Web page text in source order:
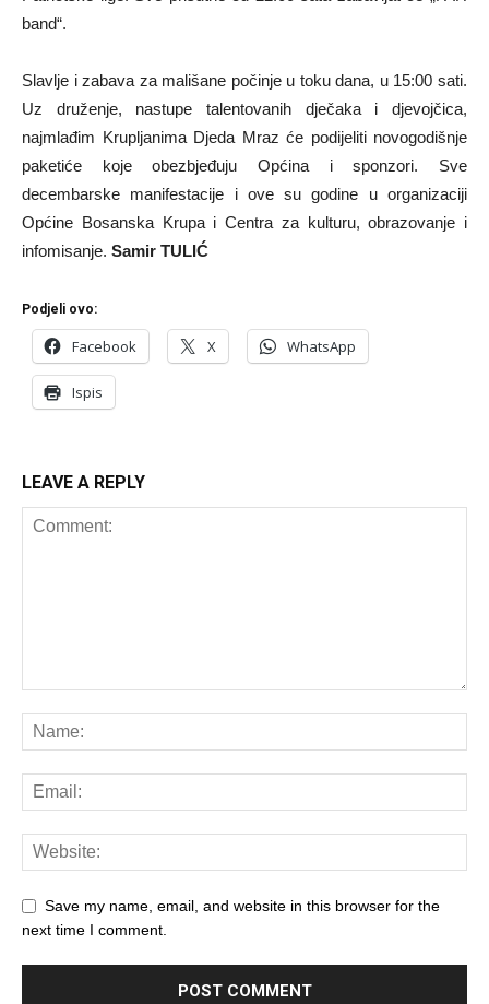
band“.
Slavlje i zabava za mališane počinje u toku dana, u 15:00 sati.
Uz druženje, nastupe talentovanih dječaka i djevojčica,
najmlađim Krupljanima Djeda Mraz će podijeliti novogodišnje
paketiće koje obezbjeđuju Općina i sponzori. Sve
decembarske manifestacije i ove su godine u organizaciji
Općine Bosanska Krupa i Centra za kulturu, obrazovanje i
infomisanje. Samir TULIĆ
Podjeli ovo:
Facebook X WhatsApp
Ispis
LEAVE A REPLY
Save my name, email, and website in this browser for the
next time I comment.